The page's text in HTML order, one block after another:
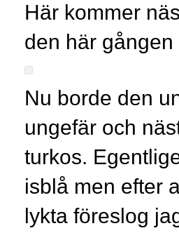
Här kommer
den här
Nu borde den
ungefär och
turkos.
isblå men efter
lykta föreslog